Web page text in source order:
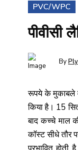
PVC/WPC
पीवीसी
By
रूपये के मुकाबले
किया है। 15
बाद कच्चे माल
कॉस्ट सीधे तौर